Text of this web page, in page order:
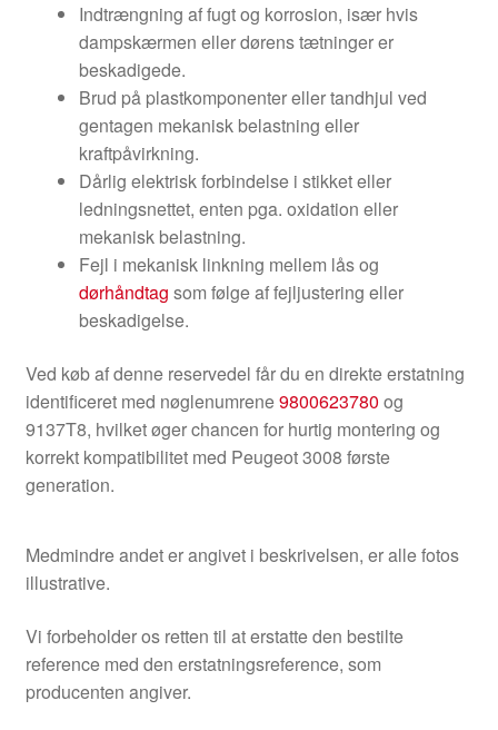
Indtrængning af fugt og korrosion, især hvis
dampskærmen eller dørens tætninger er
beskadigede.
Brud på plastkomponenter eller tandhjul ved
gentagen mekanisk belastning eller
kraftpåvirkning.
Dårlig elektrisk forbindelse i stikket eller
ledningsnettet, enten pga. oxidation eller
mekanisk belastning.
Fejl i mekanisk linkning mellem lås og
dørhåndtag som følge af fejljustering eller
beskadigelse.
Ved køb af denne reservedel får du en direkte erstatning
identificeret med nøglenumrene9800623780 og
9137T8, hvilket øger chancen for hurtig montering og
korrekt kompatibilitet med Peugeot 3008 første
generation.
Medmindre andet er angivet i beskrivelsen, er alle fotos
illustrative.
Vi forbeholder os retten til at erstatte den bestilte
reference med den erstatningsreference, som
producenten angiver.